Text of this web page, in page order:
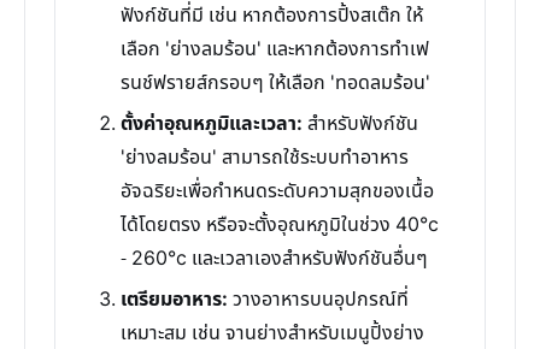
ฟังก์ชันที่มี เช่น หากต้องการปิ้งสเต๊ก ให้
เลือก 'ย่างลมร้อน' และหากต้องการทำเฟ
รนช์ฟรายส์กรอบๆ ให้เลือก 'ทอดลมร้อน'
ตั้งค่าอุณหภูมิและเวลา: สำหรับฟังก์ชัน
'ย่างลมร้อน' สามารถใช้ระบบทำอาหาร
อัจฉริยะเพื่อกำหนดระดับความสุกของเนื้อ
ได้โดยตรง หรือจะตั้งอุณหภูมิในช่วง 40°c
- 260°c และเวลาเองสำหรับฟังก์ชันอื่นๆ
เตรียมอาหาร: วางอาหารบนอุปกรณ์ที่
เหมาะสม เช่น จานย่างสำหรับเมนูปิ้งย่าง